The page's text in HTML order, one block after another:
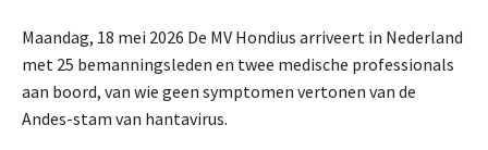
Maandag, 18 mei 2026 De MV Hondius arriveert in Nederland
met 25 bemanningsleden en twee medische professionals
aan boord, van wie geen symptomen vertonen van de
Andes-stam van hantavirus.